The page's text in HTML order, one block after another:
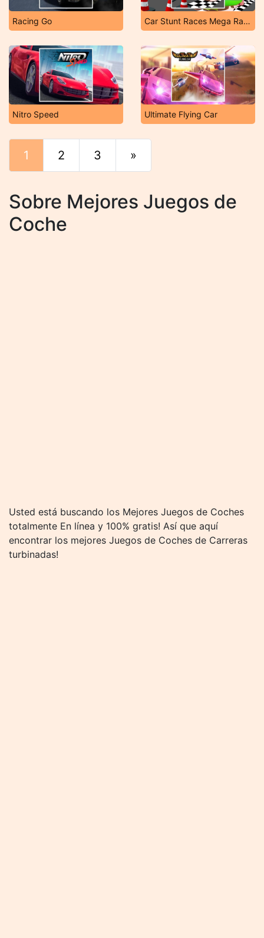
Racing Go Car Stunt Races Mega Ramps
Nitro Speed Ultimate Flying Car
1 2 3 »
Sobre Mejores Juegos de
Coche
Usted está buscando los Mejores Juegos de Coches
totalmente En línea y 100% gratis! Así que aquí
encontrar los mejores Juegos de Coches de Carreras
turbinadas!